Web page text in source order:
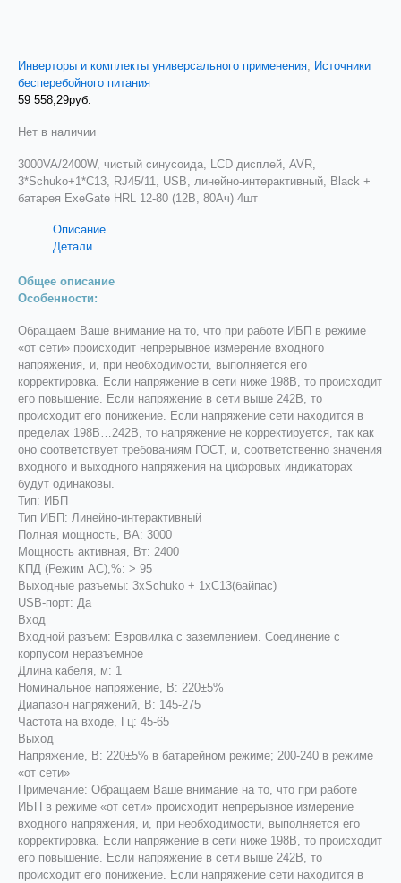
Инверторы и комплекты универсального применения
Источники
бесперебойного питания
59 558,29руб.
Нет в наличии
3000VA/2400W, чистый синусоида, LCD дисплей, AVR,
3*Schuko+1*C13, RJ45/11, USB, линейно-интерактивный, Black +
батарея ExeGate HRL 12-80 (12В, 80Ач) 4шт
Описание
Детали
Общее описание
Особенности:
Обращаем Ваше внимание на то, что при работе ИБП в режиме
«от сети» происходит непрерывное измерение входного
напряжения, и, при необходимости, выполняется его
корректировка. Если напряжение в сети ниже 198В, то происходит
его повышение. Если напряжение в сети выше 242В, то
происходит его понижение. Если напряжение сети находится в
пределах 198В…242В, то напряжение не корректируется, так как
оно соответствует требованиям ГОСТ, и, соответственно значения
входного и выходного напряжения на цифровых индикаторах
будут одинаковы.
Тип: ИБП
Тип ИБП: Линейно-интерaктивный
Полная мощность, ВА: 3000
Мощность активная, Вт: 2400
КПД (Режим AC),%: > 95
Выходные разъемы: 3xSchuko + 1xC13(байпас)
USB-порт: Да
Вход
Входной разъем: Евровилка с заземлением. Соединение с
корпусом неразъемное
Длина кабеля, м: 1
Номинальное напряжение, В: 220±5%
Диапазон напряжений, В: 145-275
Частота на входе, Гц: 45-65
Выход
Напряжение, В: 220±5% в батарейном режиме; 200-240 в режиме
«от сети»
Примечание: Обращаем Ваше внимание на то, что при работе
ИБП в режиме «от сети» происходит непрерывное измерение
входного напряжения, и, при необходимости, выполняется его
корректировка. Если напряжение в сети ниже 198В, то происходит
его повышение. Если напряжение в сети выше 242В, то
происходит его понижение. Если напряжение сети находится в